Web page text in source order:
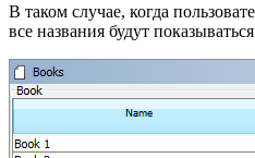
В таком случае, когда
все названия будут